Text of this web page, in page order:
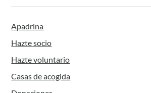
Apadrina
Hazte socio
Hazte voluntario
Casas de acogida